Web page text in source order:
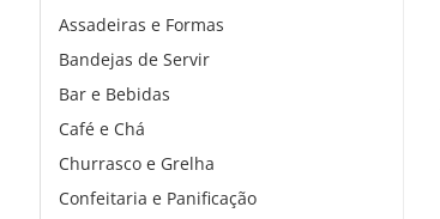
Assadeiras e Formas
Bandejas de Servir
Bar e Bebidas
Café e Chá
Churrasco e Grelha
Confeitaria e Panificação